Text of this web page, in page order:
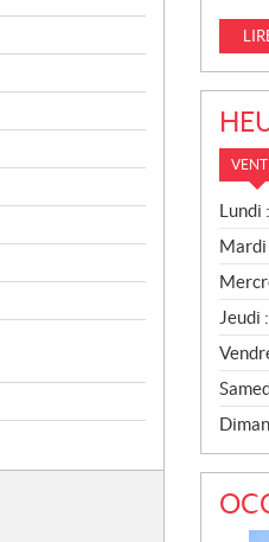
V
E
N
T
E
S
Lundi :
Mardi
Jeudi :